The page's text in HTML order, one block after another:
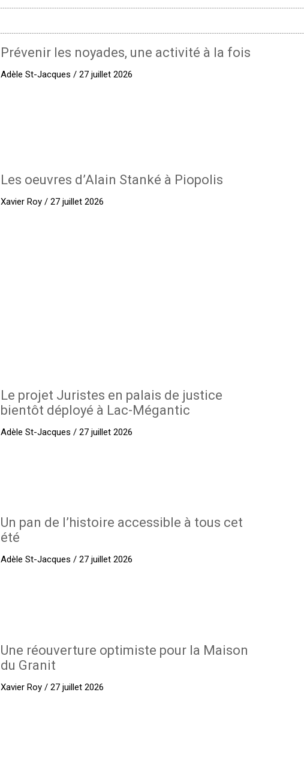
Prévenir les noyades, une activité à la fois
Adèle St-Jacques / 27 juillet 2026
Les oeuvres d’Alain Stanké à Piopolis
Xavier Roy / 27 juillet 2026
Le projet Juristes en palais de justice
bientôt déployé à Lac-Mégantic
Adèle St-Jacques / 27 juillet 2026
Un pan de l’histoire accessible à tous cet
été
Adèle St-Jacques / 27 juillet 2026
Une réouverture optimiste pour la Maison
du Granit
Xavier Roy / 27 juillet 2026